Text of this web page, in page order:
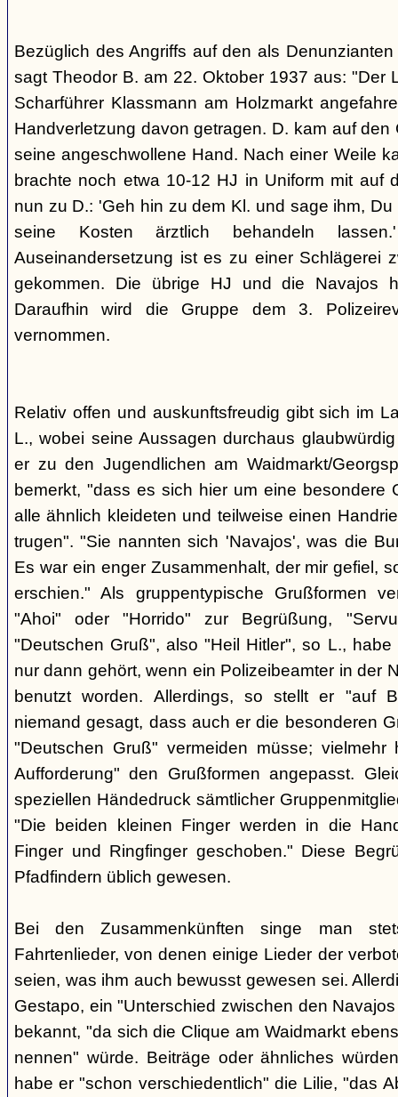
Bezüglich des Angriffs auf den als
sagt Theodor B. am 22. Oktober 1937 aus: "Der
Scharführer Klassmann am Holzmarkt
Handverletzung davon getragen. D. kam auf den
seine angeschwollene Hand. Nach einer Weile
brachte noch etwa 10-12 HJ in Uniform mit auf
nun zu D.: 'Geh hin zu dem Kl. und sage ihm,
seine Kosten ärztlich behandeln
Auseinandersetzung ist es zu einer Schlägerei
gekommen. Die übrige HJ und die Navajos
Daraufhin wird die Gruppe dem 3.
vernommen.
Relativ offen und auskunftsfreudig gibt sich im
L., wobei seine Aussagen durchaus
er zu den Jugendlichen am Waidmarkt/
bemerkt, "dass es sich hier um eine besondere
alle ähnlich kleideten und teilweise einen
trugen". "Sie nannten sich 'Navajos', was die
Es war ein enger Zusammenhalt, der mir gefiel,
erschien." Als gruppentypische Grußformen
"Ahoi" oder "Horrido" zur Begrüßung,
"Deutschen Gruß", also "Heil Hitler", so L.,
nur dann gehört, wenn ein Polizeibeamter in der
benutzt worden. Allerdings, so stellt er "auf
niemand gesagt, dass auch er die besonderen
"Deutschen Gruß" vermeiden müsse;
Aufforderung" den Grußformen angepasst.
speziellen Händedruck sämtlicher
"Die beiden kleinen Finger werden in die
Finger und Ringfinger geschoben." Diese
Pfadfindern üblich gewesen.
Bei den Zusammenkünften singe man
Fahrtenlieder, von denen einige Lieder der
seien, was ihm auch bewusst gewesen sei.
Gestapo, ein "Unterschied zwischen den
bekannt, "da sich die Clique am Waidmarkt
nennen" würde. Beiträge oder ähnliches
habe er "schon verschiedentlich" die Lilie, "das